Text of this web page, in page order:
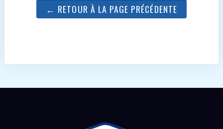
← RETOUR À LA PAGE PRÉCÉDENTE